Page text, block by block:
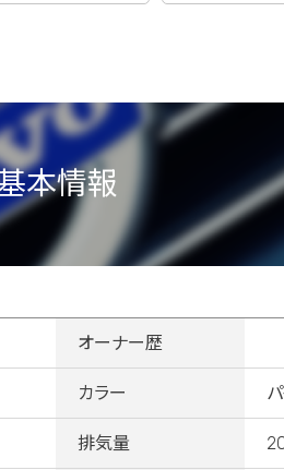
本情報
オーナー歴
カラー
排気量